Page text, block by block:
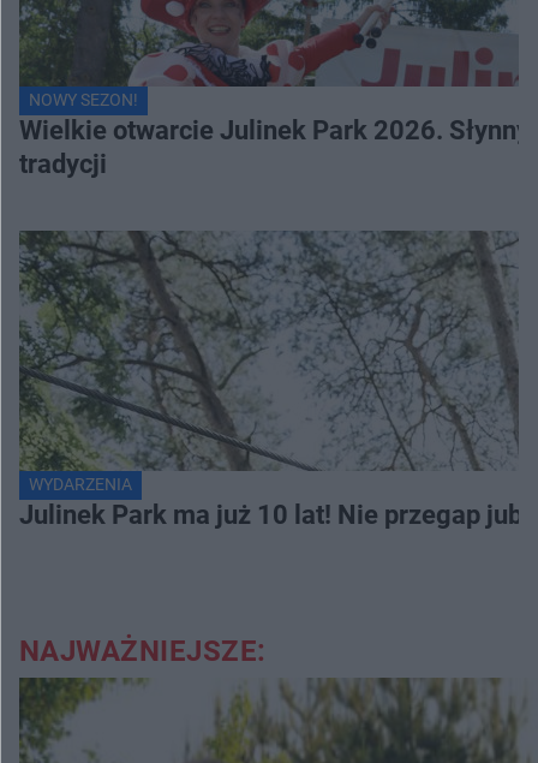
NOWY SEZON!
Wielkie otwarcie Julinek Park 2026.
tradycji
WYDARZENIA
Julinek Park ma już 10 lat! Nie przegap
NAJWAŻNIEJSZE: